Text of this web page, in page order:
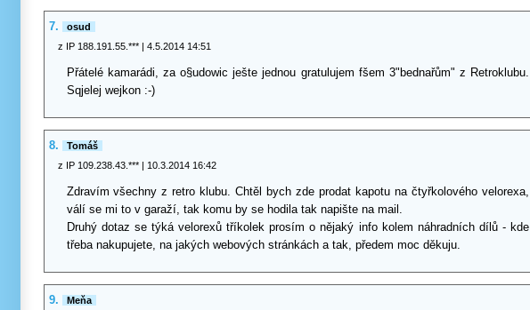
7.
osud
z IP 188.191.55.***| 4.5.2014 14:51
Přátelé kamarádi, za o§udowic ješte jednou gratulujem fšem 3"bednařům" z Retroklubu.
Sqjelej wejkon :-)
8.
Tomáš
z IP 109.238.43.***| 10.3.2014 16:42
Zdravím všechny z retro klubu. Chtěl bych zde prodat kapotu na čtyřkolového velorexa,
válí se mi to v garaží, tak komu by se hodila tak napište na mail.
Druhý dotaz se týká velorexů tříkolek prosím o nějaký info kolem náhradních dílů - kde
třeba nakupujete, na jakých webových stránkách a tak, předem moc děkuju.
9.
Meňa